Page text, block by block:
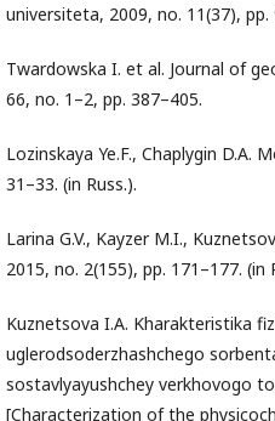
universiteta, 2009, no. 11(37), pp.
Twardowska I. et al. Journal of
66, no. 1–2, pp. 387–405.
Lozinskaya Ye.F., Chaplygin D.A.
31–33. (in Russ.).
Larina G.V., Kayzer M.I.,
2015, no. 2(155), pp. 171–177. (in
Kuznetsova I.A. Kharakteristika
uglerodsoderzhashchego
sostavlyayushchey verkhovogo
[Characterization of the